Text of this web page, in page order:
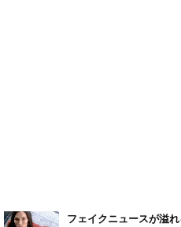
フェイクニュースが溢